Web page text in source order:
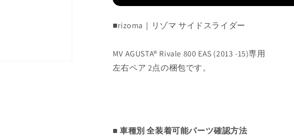
ら
や
■rizoma｜リゾマ サイドスライダー
MV AGUSTA® Rivale 800 EAS (2013 -15)専用
左右ペア 2点の梱包です。
■ 車種別 全装着可能パーツ確認方法